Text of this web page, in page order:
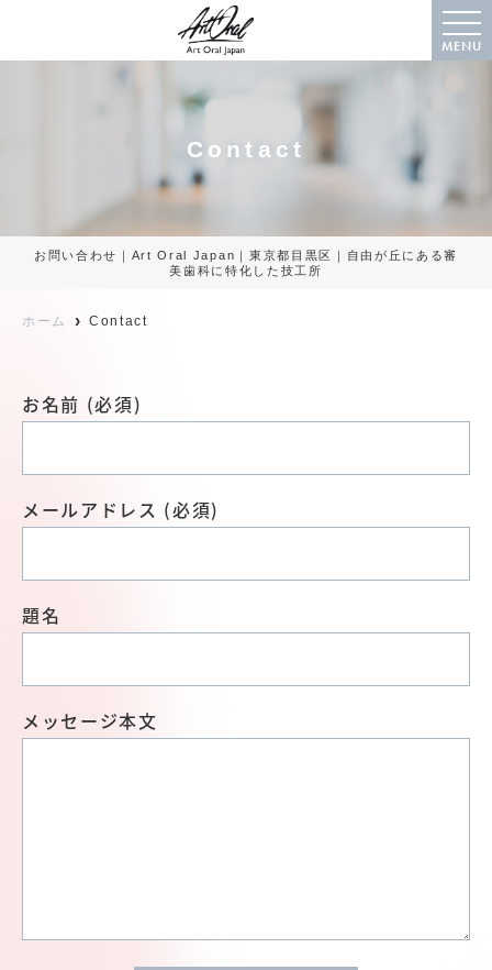
MENU
Contact
お問い合わせ｜Art Oral Japan｜東京都目黒区｜自由が丘にある審
美歯科に特化した技工所
ホーム Contact
お名前 (必須)
メールアドレス (必須)
題名
メッセージ本文